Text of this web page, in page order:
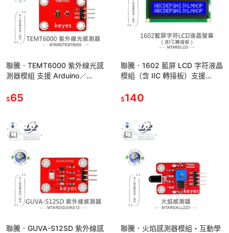
聯騰．TEMT6000 紫外線光感
測器模組 支援 Arduino／
生活科技應用首選
$65
聯騰．1602 藍屏 LCD 字符液晶
模組（含 IIC 轉接板）支援
$140
聯騰．GUVA-S12SD 紫外線感
聯騰．火焰感測器模組・互動學